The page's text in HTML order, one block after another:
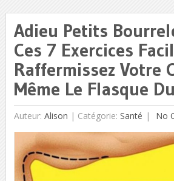
Adieu Petits
Ces 7 Exercices
Raffermissez Votre
Même Le Flasque
Auteur: Alison | Catégorie: Santé No